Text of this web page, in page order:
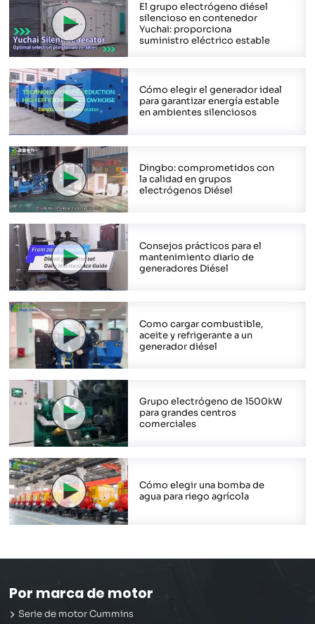
El grupo electrógeno diésel
silencioso en contenedor
Yuchai: proporciona
suministro eléctrico estable
Cómo elegir el generador ideal
para garantizar energía estable
en ambientes silenciosos
Dingbo: comprometidos con
la calidad en grupos
electrógenos Diésel
Consejos prácticos para el
mantenimiento diario de
generadores Diésel
Como cargar combustible,
aceite y refrigerante a un
generador diésel
Grupo electrógeno de 1500kW
para grandes centros
comerciales
Cómo elegir una bomba de
agua para riego agrícola
Por marca de motor
Serie de motor Cummins